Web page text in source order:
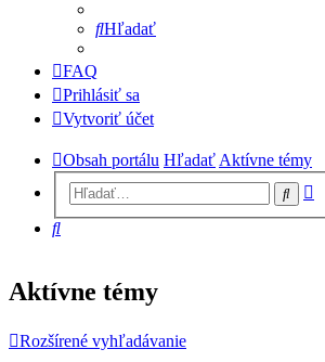
Hľadať
FAQ
Prihlásiť sa
Vytvoriť účet
Obsah portálu HľadaťAktívne témy
Hľadať
Hľadať
Aktívne témy
Rozšírené vyhľadávanie